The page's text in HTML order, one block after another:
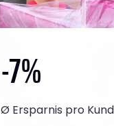
-7%
Ø Ersparnis pro